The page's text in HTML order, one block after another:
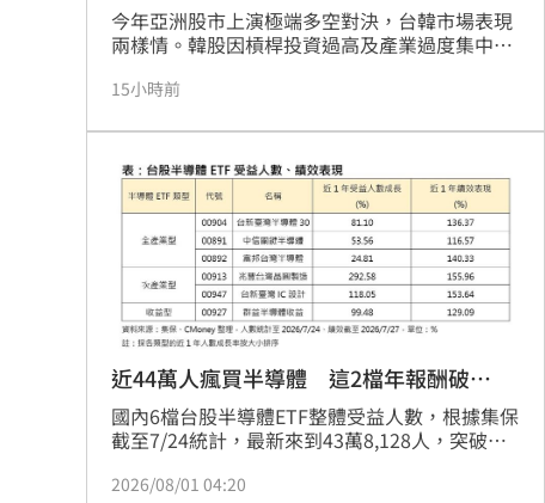
NCC無委員唱獨立空城計 iPhone 18照
650萬冊神話崩!《週刊少年Jump》跌破
贓款換黃金藏豪宅 律師勾宗教世家關係
32歲女網購43億動漫周邊2000筆惡意棄單
藍網軍黑夜奇俠買個資威脅 女撿半年逮人
傳社宅「只會新增3萬戶」 劉世芳說話了
白海豚進逼北台灣 侯友宜令新北戒備防災
台灣彩券開獎直播中 20:31
LIVE三立+24小時直播
今年亞洲股市上演極端多空對決，台韓市場表現
兩樣情。韓股因槓桿投資過高及產業過度集中，
強勁AI需求與紮實基本面，經濟成長率預估破
台中銀投信分析指出，台股波段回檔幅度僅為韓
股的一半不到，且市場籌碼結構穩健，人均GDP
更已超車韓國。在全球資金大挪移的環境下，台
股展現強大抗震實力，成為投資人避風港，後續
成長動能持續看好，顯示台灣產業在全球供應鏈
中的關鍵地位。
15小時前
近44萬人瘋買半導體 這2檔年報酬破
150%
國內6檔台股半導體ETF整體受益人數，根據集保
截至7/24統計，最新來到43萬8,128人，突破
持在65,146人，約6.5萬人，人數雖較前週略
2026/08/01 04:20